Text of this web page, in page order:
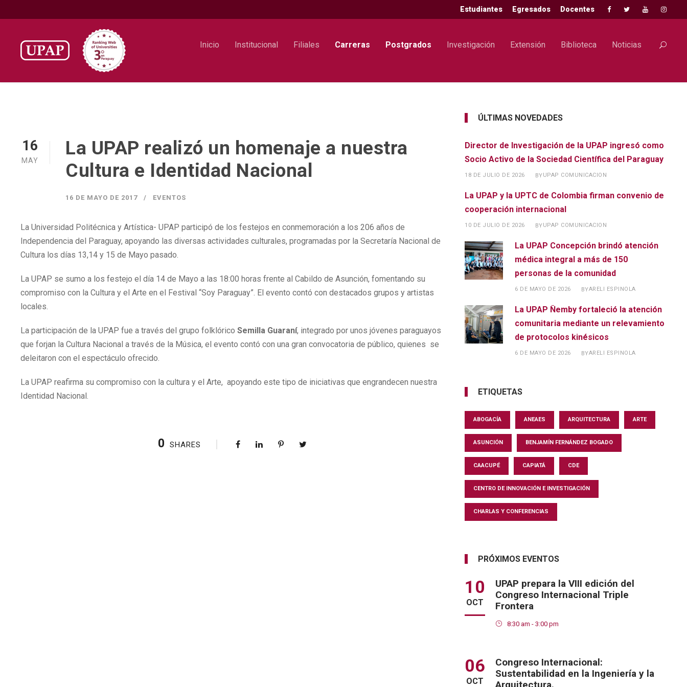
Estudiantes Egresados Docentes
Inicio Institucional Filiales Carreras Postgrados Investigación Extensión Biblioteca Noticias
16
MAY
La UPAP realizó un homenaje a nuestra
Cultura e Identidad Nacional
16 DE MAYO DE 2017 EVENTOS
La Universidad Politécnica y Artística- UPAP participó de los festejos en conmemoración a los 206 años de
Independencia del Paraguay, apoyando las diversas actividades culturales, programadas por la Secretaría Nacional de
Cultura los días 13,14 y 15 de Mayo pasado.
La UPAP se sumo a los festejo el día 14 de Mayo a las 18:00 horas frente al Cabildo de Asunción, fomentando su
compromiso con la Cultura y el Arte en el Festival “Soy Paraguay”. El evento contó con destacados grupos y artistas
locales.
La participación de la UPAP fue a través del grupo folklórico Semilla Guaraní, integrado por unos jóvenes paraguayos
que forjan la Cultura Nacional a través de la Música, el evento contó con una gran convocatoria de público, quienes se
deleitaron con el espectáculo ofrecido.
La UPAP reafirma su compromiso con la cultura y el Arte, apoyando este tipo de iniciativas que engrandecen nuestra
Identidad Nacional.
0 SHARES
ÚLTIMAS NOVEDADES
Director de Investigación de la UPAP ingresó como
Socio Activo de la Sociedad Científica del Paraguay
18 DE JULIO DE 2026 BYUPAP COMUNICACION
La UPAP y la UPTC de Colombia firman convenio de
cooperación internacional
10 DE JULIO DE 2026 BYUPAP COMUNICACION
La UPAP Concepción brindó atención
médica integral a más de 150
personas de la comunidad
6 DE MAYO DE 2026 BYARELI ESPINOLA
La UPAP Ñemby fortaleció la atención
comunitaria mediante un relevamiento
de protocolos kinésicos
6 DE MAYO DE 2026 BYARELI ESPINOLA
ETIQUETAS
ABOGACÍA ANEAES ARQUITECTURA ARTE
ASUNCIÓN BENJAMÍN FERNÁNDEZ BOGADO
CAACUPÉ CAPIATÁ CDE
CENTRO DE INNOVACIÓN E INVESTIGACIÓN
CHARLAS Y CONFERENCIAS
PRÓXIMOS EVENTOS
10
OCT
UPAP prepara la VIII edición del
Congreso Internacional Triple
Frontera
8:30 am - 3:00 pm
06
OCT
Congreso Internacional:
Sustentabilidad en la Ingeniería y la